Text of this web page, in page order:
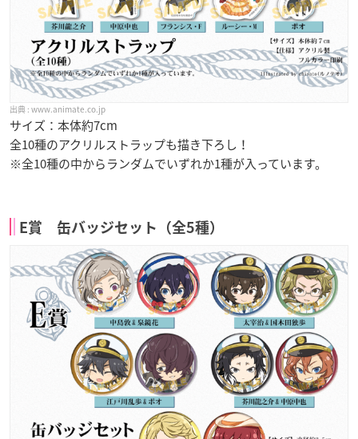
www.animate.co.jp
サイズ：本体約7cm
全10種のアクリルストラップも描き下ろし！
※全10種の中からランダムでいずれか1種が入っています。
E賞 缶バッジセット（全5種）